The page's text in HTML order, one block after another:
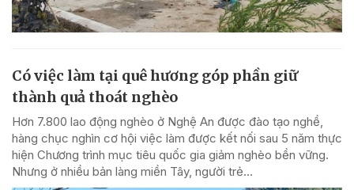
Có việc làm tại quê hương góp phần giữ
thành quả thoát nghèo
Hơn 7.800 lao động nghèo ở Nghệ An được đào tạo nghề,
hàng chục nghìn cơ hội việc làm được kết nối sau 5 năm thực
hiện Chương trình mục tiêu quốc gia giảm nghèo bền vững.
Nhưng ở nhiều bản làng miền Tây, người trẻ...